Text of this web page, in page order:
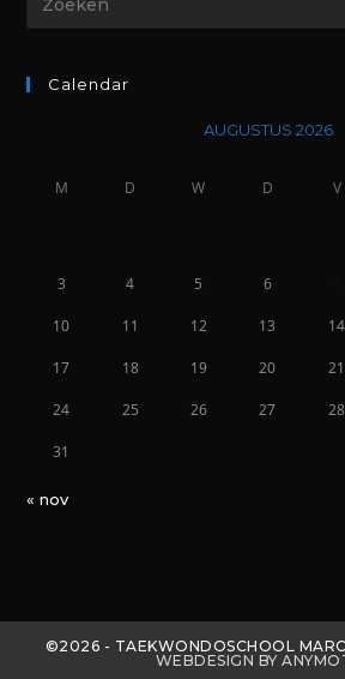
Calendar
AUGUSTUS 2026
M D W D V
3 4 5 6
10 11 12 13 14
17 18 19 20 21
24 25 26 27 28
31
« nov
©2026 - TAEKWONDOSCHOOL
WEBDESIGN BY